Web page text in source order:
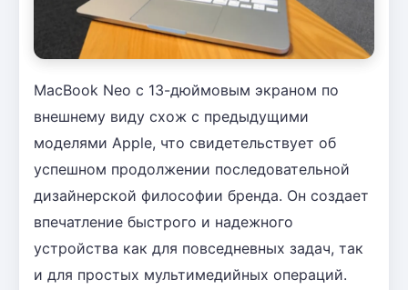
MacBook Neo с 13-дюймовым экраном по
внешнему виду схож с предыдущими
моделями Apple, что свидетельствует об
успешном продолжении последовательной
дизайнерской философии бренда. Он создает
впечатление быстрого и надежного
устройства как для повседневных задач, так
и для простых мультимедийных операций.